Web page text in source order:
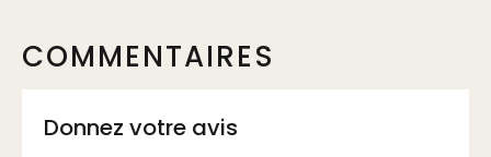
COMMENTAIRES
Donnez votre avis